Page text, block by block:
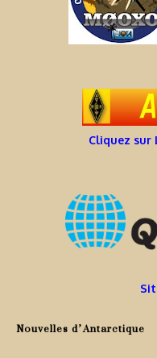
Cliquez sur
Nouvelles d’Antarctique